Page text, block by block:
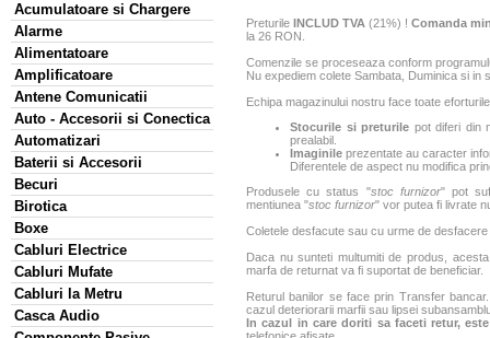
Acumulatoare si Chargere
Alarme
Alimentatoare
Amplificatoare
Antene Comunicatii
Auto - Accesorii si Conectica
Automatizari
Baterii si Accesorii
Becuri
Birotica
Boxe
Cabluri Electrice
Cabluri Mufate
Cabluri la Metru
Casca Audio
Preturile INCLUD TVA (21%) ! Comanda
la 26 RON.
Comenzile se proceseaza conform
Nu expediem colete Sambata, Duminica si in
Echipa magazinului nostru face toate
Stocurile si preturile pot diferi din
prealabil.
Imaginile prezentate au caracter
Diferentele de aspect nu modifica
Produsele cu status "stoc furnizor" pot
mentiunea "stoc furnizor" vor putea fi livrate
Coletele desfacute sau cu urme de
Daca nu sunteti multumiti de produs,
marfa de returnat va fi suportat de beneficiar.
Returul banilor se face prin Transfer
cazul deteriorarii marfii sau lipsei
In cazul in care doriti sa faceti retur,